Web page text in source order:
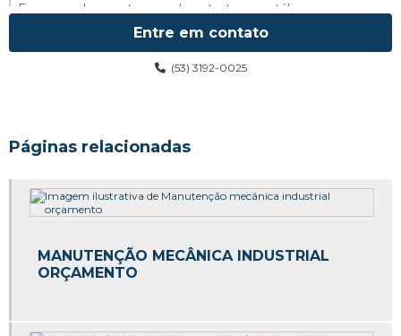
Empresa de montagem de estrutura metálica
Empresa de tubulações industriais em mato grosso
Empresa especializada em estrutura metálica
Empresas de fabricação de estrutura metálica
Entre em contato
(53) 3192-0025
Páginas relacionadas
MANUTENÇÃO MECÂNICA INDUSTRIAL
ORÇAMENTO